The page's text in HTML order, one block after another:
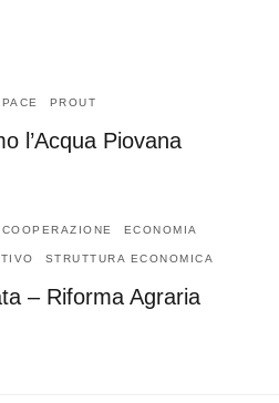
PACE PROUT
l’Acqua Piovana
COOPERAZIONE ECONOMIA
STRUTTURA ECONOMICA
– Riforma Agraria